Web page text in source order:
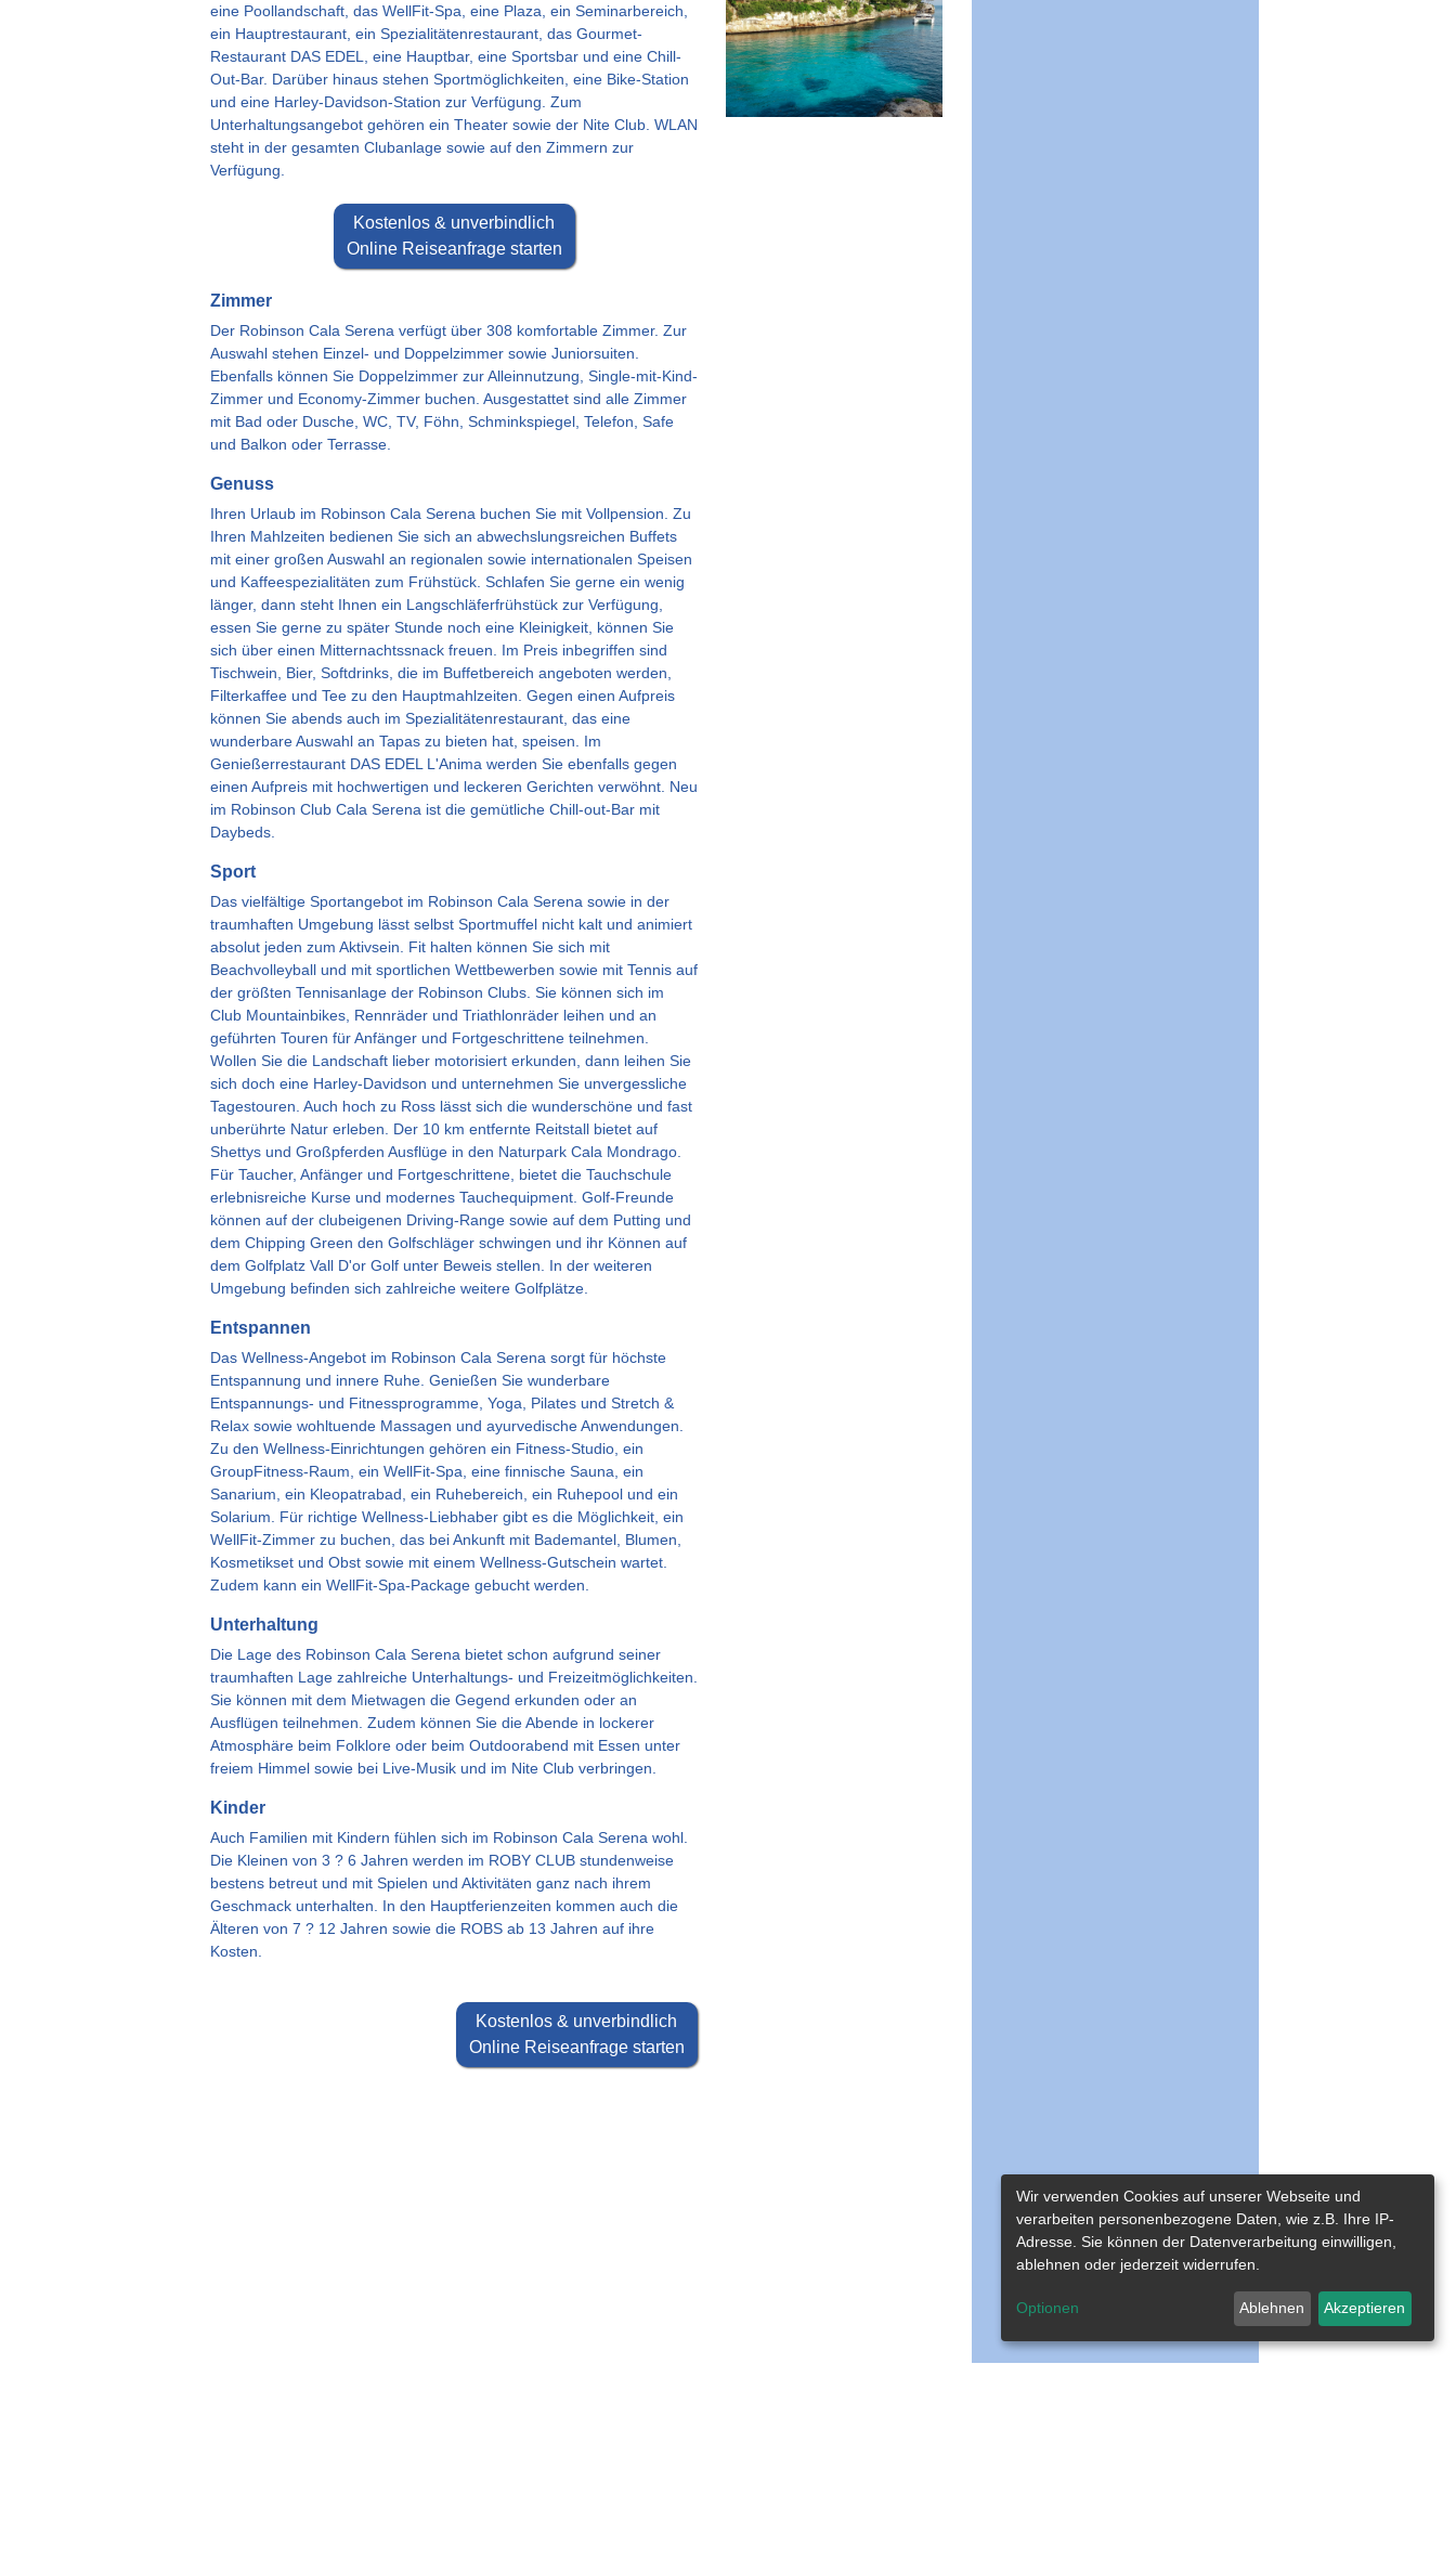
eine Poollandschaft, das WellFit-Spa, eine Plaza, ein Seminarbereich,
ein Hauptrestaurant, ein Spezialitätenrestaurant, das Gourmet-
Restaurant DAS EDEL, eine Hauptbar, eine Sportsbar und eine Chill-
Out-Bar. Darüber hinaus stehen Sportmöglichkeiten, eine Bike-Station
und eine Harley-Davidson-Station zur Verfügung. Zum
Unterhaltungsangebot gehören ein Theater sowie der Nite Club. WLAN
steht in der gesamten Clubanlage sowie auf den Zimmern zur
Verfügung.
Kostenlos & unverbindlich
Online Reiseanfrage starten
Zimmer
Der Robinson Cala Serena verfügt über 308 komfortable Zimmer. Zur
Auswahl stehen Einzel- und Doppelzimmer sowie Juniorsuiten.
Ebenfalls können Sie Doppelzimmer zur Alleinnutzung, Single-mit-Kind-
Zimmer und Economy-Zimmer buchen. Ausgestattet sind alle Zimmer
mit Bad oder Dusche, WC, TV, Föhn, Schminkspiegel, Telefon, Safe
und Balkon oder Terrasse.
Genuss
Ihren Urlaub im Robinson Cala Serena buchen Sie mit Vollpension. Zu
Ihren Mahlzeiten bedienen Sie sich an abwechslungsreichen Buffets
mit einer großen Auswahl an regionalen sowie internationalen Speisen
und Kaffeespezialitäten zum Frühstück. Schlafen Sie gerne ein wenig
länger, dann steht Ihnen ein Langschläferfrühstück zur Verfügung,
essen Sie gerne zu später Stunde noch eine Kleinigkeit, können Sie
sich über einen Mitternachtssnack freuen. Im Preis inbegriffen sind
Tischwein, Bier, Softdrinks, die im Buffetbereich angeboten werden,
Filterkaffee und Tee zu den Hauptmahlzeiten. Gegen einen Aufpreis
können Sie abends auch im Spezialitätenrestaurant, das eine
wunderbare Auswahl an Tapas zu bieten hat, speisen. Im
Genießerrestaurant DAS EDEL L'Anima werden Sie ebenfalls gegen
einen Aufpreis mit hochwertigen und leckeren Gerichten verwöhnt. Neu
im Robinson Club Cala Serena ist die gemütliche Chill-out-Bar mit
Daybeds.
Sport
Das vielfältige Sportangebot im Robinson Cala Serena sowie in der
traumhaften Umgebung lässt selbst Sportmuffel nicht kalt und animiert
absolut jeden zum Aktivsein. Fit halten können Sie sich mit
Beachvolleyball und mit sportlichen Wettbewerben sowie mit Tennis auf
der größten Tennisanlage der Robinson Clubs. Sie können sich im
Club Mountainbikes, Rennräder und Triathlonräder leihen und an
geführten Touren für Anfänger und Fortgeschrittene teilnehmen.
Wollen Sie die Landschaft lieber motorisiert erkunden, dann leihen Sie
sich doch eine Harley-Davidson und unternehmen Sie unvergessliche
Tagestouren. Auch hoch zu Ross lässt sich die wunderschöne und fast
unberührte Natur erleben. Der 10 km entfernte Reitstall bietet auf
Shettys und Großpferden Ausflüge in den Naturpark Cala Mondrago.
Für Taucher, Anfänger und Fortgeschrittene, bietet die Tauchschule
erlebnisreiche Kurse und modernes Tauchequipment. Golf-Freunde
können auf der clubeigenen Driving-Range sowie auf dem Putting und
dem Chipping Green den Golfschläger schwingen und ihr Können auf
dem Golfplatz Vall D'or Golf unter Beweis stellen. In der weiteren
Umgebung befinden sich zahlreiche weitere Golfplätze.
Entspannen
Das Wellness-Angebot im Robinson Cala Serena sorgt für höchste
Entspannung und innere Ruhe. Genießen Sie wunderbare
Entspannungs- und Fitnessprogramme, Yoga, Pilates und Stretch &
Relax sowie wohltuende Massagen und ayurvedische Anwendungen.
Zu den Wellness-Einrichtungen gehören ein Fitness-Studio, ein
GroupFitness-Raum, ein WellFit-Spa, eine finnische Sauna, ein
Sanarium, ein Kleopatrabad, ein Ruhebereich, ein Ruhepool und ein
Solarium. Für richtige Wellness-Liebhaber gibt es die Möglichkeit, ein
WellFit-Zimmer zu buchen, das bei Ankunft mit Bademantel, Blumen,
Kosmetikset und Obst sowie mit einem Wellness-Gutschein wartet.
Zudem kann ein WellFit-Spa-Package gebucht werden.
Unterhaltung
Die Lage des Robinson Cala Serena bietet schon aufgrund seiner
traumhaften Lage zahlreiche Unterhaltungs- und Freizeitmöglichkeiten.
Sie können mit dem Mietwagen die Gegend erkunden oder an
Ausflügen teilnehmen. Zudem können Sie die Abende in lockerer
Atmosphäre beim Folklore oder beim Outdoorabend mit Essen unter
freiem Himmel sowie bei Live-Musik und im Nite Club verbringen.
Kinder
Auch Familien mit Kindern fühlen sich im Robinson Cala Serena wohl.
Die Kleinen von 3 ? 6 Jahren werden im ROBY CLUB stundenweise
bestens betreut und mit Spielen und Aktivitäten ganz nach ihrem
Geschmack unterhalten. In den Hauptferienzeiten kommen auch die
Älteren von 7 ? 12 Jahren sowie die ROBS ab 13 Jahren auf ihre
Kosten.
Kostenlos & unverbindlich
Online Reiseanfrage starten
Wir verwenden Cookies auf unserer Webseite und
verarbeiten personenbezogene Daten, wie z.B. Ihre IP-
Adresse. Sie können der Datenverarbeitung einwilligen,
ablehnen oder jederzeit widerrufen.
Optionen Ablehnen Akzeptieren